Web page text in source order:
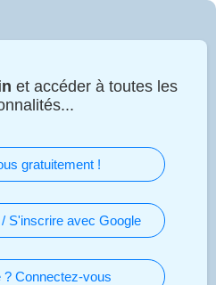
et accéder à toutes les
gratuitement !
S'inscrire avec Google
? Connectez-vous